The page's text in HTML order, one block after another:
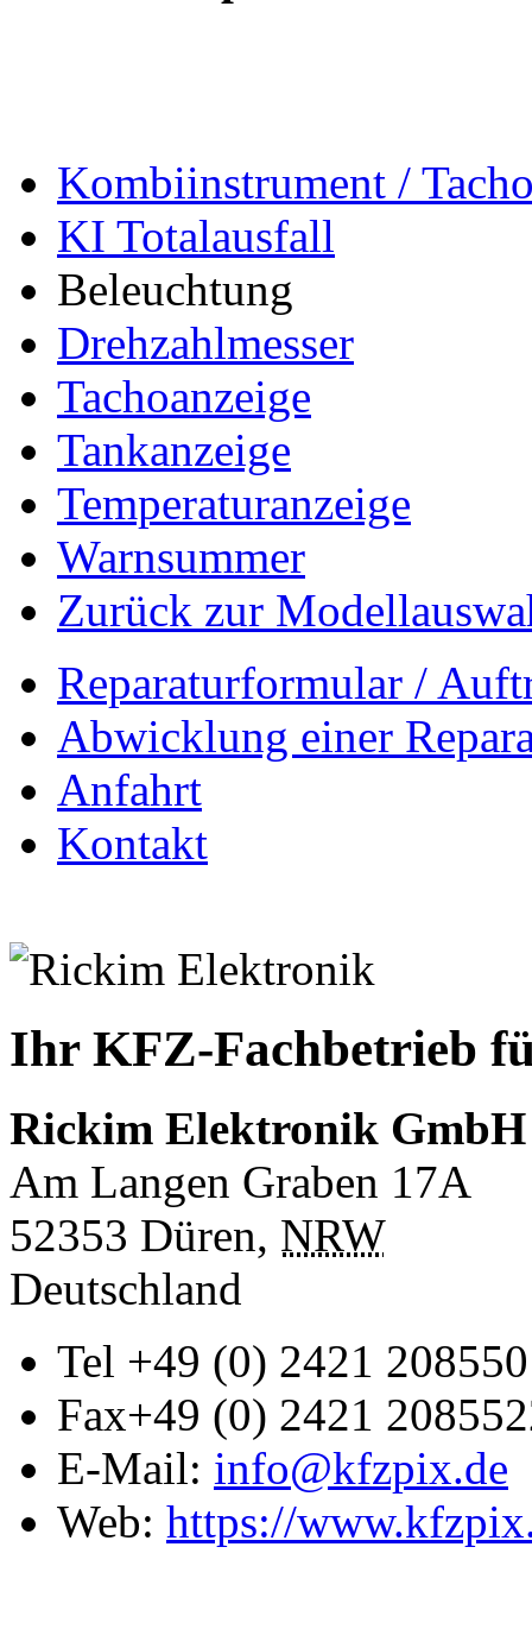
Kombiinstrument /
KI Totalausfall
Beleuchtung
Drehzahlmesser
Tachoanzeige
Tankanzeige
Temperaturanzeige
Warnsummer
Zurück zur
Reparaturformular /
Abwicklung einer
Anfahrt
Kontakt
Ihr KFZ-Fachbetrieb
Rickim Elektronik GmbH
Am Langen Graben 17A
52353 Düren, NRW
Deutschland
Tel +49 (0) 2421 208550
Fax+49 (0) 2421
E-Mail: info@kfzpix.de
Web: https://